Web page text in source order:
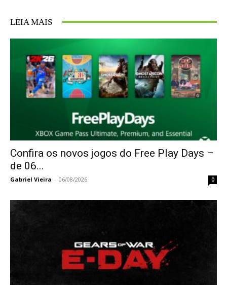
LEIA MAIS
Confira os novos jogos do Free Play Days –
de 06...
Gabriel Vieira - 06/08/2026 0